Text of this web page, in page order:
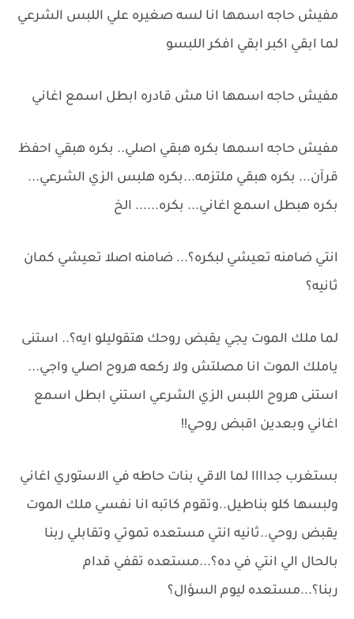
مفيش حاجه اسمها انا لسه صغيره علي اللبس الشرعي
لما ابقي اكبر ابقي افكر اللبسو
مفيش حاجه اسمها انا مش قادره ابطل اسمع اغاني
مفيش حاجه اسمها بكره هبقي اصلي.. بكره هبقي احفظ
قرآن... بكره هبقي ملتزمه...بكره هلبس الزي الشرعي...
بكره هبطل اسمع اغاني... بكره...... الخ
انتي ضامنه تعيشي لبكره؟... ضامنه اصلا تعيشي كمان
ثانيه؟
لما ملك الموت يجي يقبض روحك هتقوليلو ايه؟.. استنى
ياملك الموت انا مصلتش ولا ركعه هروح اصلي واجي...
استنى هروح اللبس الزي الشرعي استني ابطل اسمع
اغاني وبعدين اقبض روحي!!
بستغرب جداااا لما الاقي بنات حاطه في الاستوري اغاني
ولبسها كلو بناطيل..وتقوم كاتبه انا نفسي ملك الموت
يقبض روحي..ثانيه انتي مستعده تموتي وتقابلي ربنا
بالحال الي انتي في ده؟...مستعده تقفي قدام
ربنا؟...مستعده ليوم السؤال؟